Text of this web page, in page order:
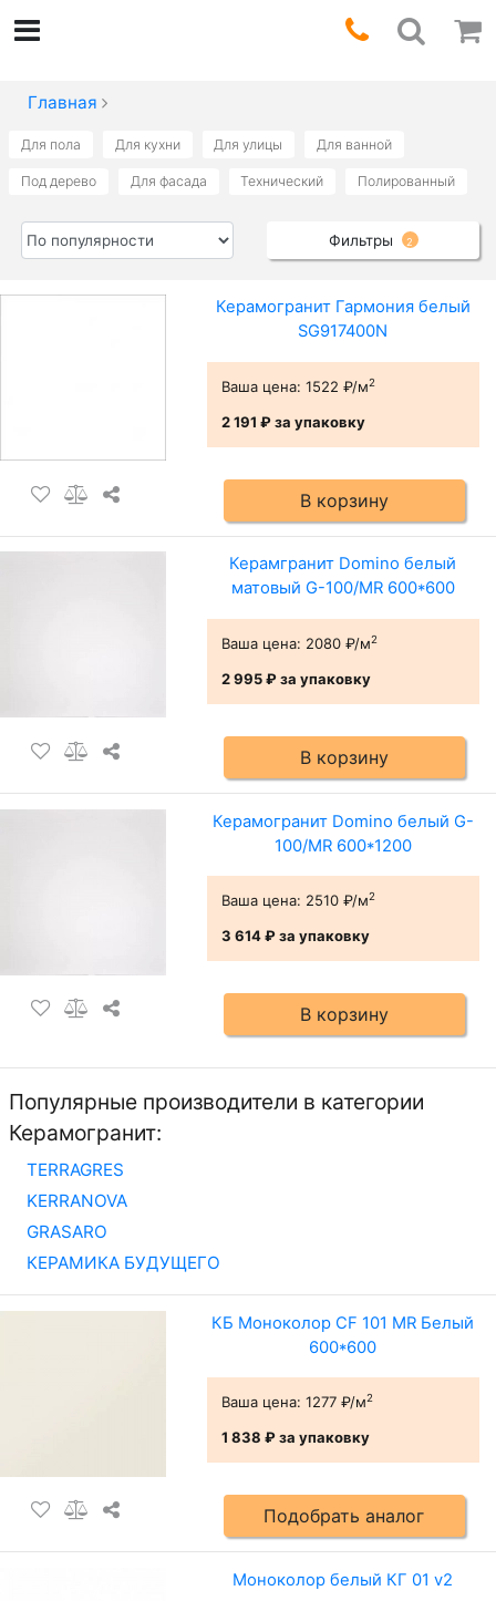
Главная
Для пола Для кухни Для улицы Для ванной
Под дерево Для фасада Технический Полированный
Фильтры 2
Керамогранит Гармония белый
SG917400N
Ваша цена: 1522 ₽/м2
2 191 ₽за упаковку
В корзину
Керамгранит Domino белый
матовый G-100/МR 600*600
Ваша цена: 2080 ₽/м2
2 995 ₽за упаковку
В корзину
Керамогранит Domino белый G-
100/MR 600*1200
Ваша цена: 2510 ₽/м2
3 614 ₽за упаковку
В корзину
Популярные производители в категории
Керамогранит:
TERRAGRES
KERRANOVA
GRASARO
КЕРАМИКА БУДУЩЕГО
КБ Моноколор CF 101 MR Белый
600*600
Ваша цена: 1277 ₽/м2
1 838 ₽за упаковку
Подобрать аналог
Моноколор белый КГ 01 v2